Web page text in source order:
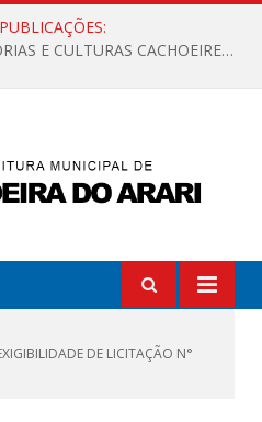
A VALORIZAÇÃO DAS HISTÓRIAS E CULTURAS CACHOEIRENSES
DE LICITAÇÃO N°